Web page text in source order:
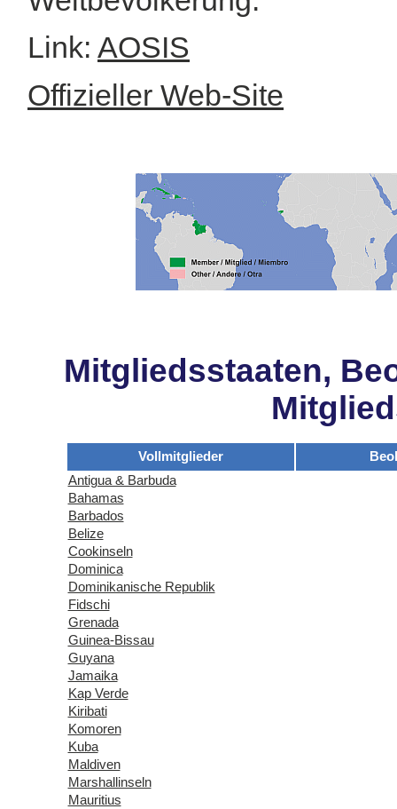
Link: AOSIS
Offizieller Web-Site
Mitgliedsstaaten,
Vollmitglieder
Antigua & Barbuda
Bahamas
Barbados
Belize
Cookinseln
Dominica
Dominikanische Republik
Fidschi
Grenada
Guinea-Bissau
Guyana
Jamaika
Kap Verde
Kiribati
Komoren
Kuba
Maldiven
Marshallinseln
Mauritius